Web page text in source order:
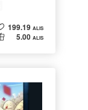
199.19 ALIS
5.00 ALIS